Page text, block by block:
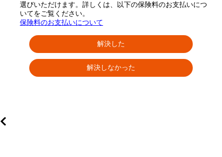
選びいただけます。詳しくは、以下の保険料のお支払いにつ
いてをご覧ください。
保険料のお支払いについて
解決した
解決しなかった